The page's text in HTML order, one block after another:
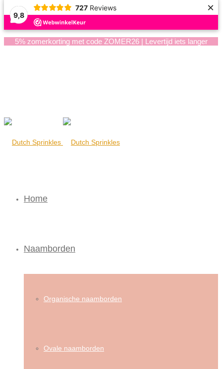
9,8
727 Reviews ×
5% zomerkorting met code ZOMER26 | Levertijd iets langer
Home
Naamborden
Organische naamborden
Ovale naamborden